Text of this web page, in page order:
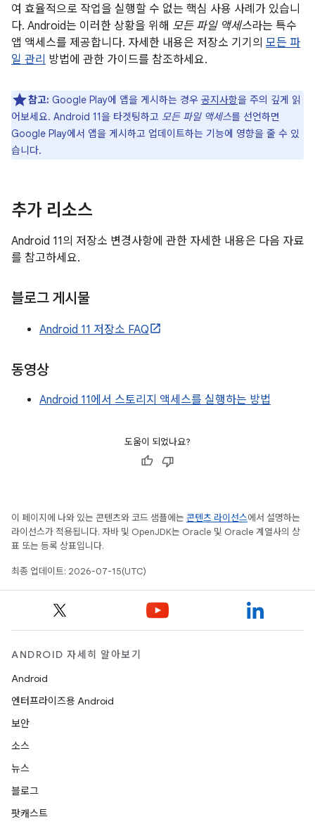
여 효율적으로 작업을 실행할 수 없는 핵심 사용 사례가 있습니
다. Android는 이러한 상황을 위해 모든 파일 액세스라는 특수
앱 액세스를 제공합니다. 자세한 내용은 저장소 기기의 모든 파
일 관리 방법에 관한 가이드를 참조하세요.
참고: Google Play에 앱을 게시하는 경우 공지사항을 주의 깊게 읽
어보세요. Android 11을 타겟팅하고 모든 파일 액세스를 선언하면
Google Play에서 앱을 게시하고 업데이트하는 기능에 영향을 줄 수 있
습니다.
추가 리소스
Android 11의 저장소 변경사항에 관한 자세한 내용은 다음 자료
를 참고하세요.
블로그 게시물
Android 11 저장소 FAQ
동영상
Android 11에서 스토리지 액세스를 실행하는 방법
도움이 되었나요?
이 페이지에 나와 있는 콘텐츠와 코드 샘플에는 콘텐츠 라이선스에서 설명하는
라이선스가 적용됩니다. 자바 및 OpenJDK는 Oracle 및 Oracle 계열사의 상
표 또는 등록 상표입니다.
최종 업데이트: 2026-07-15(UTC)
ANDROID 자세히 알아보기
Android
엔터프라이즈용 Android
보안
소스
뉴스
블로그
팟캐스트